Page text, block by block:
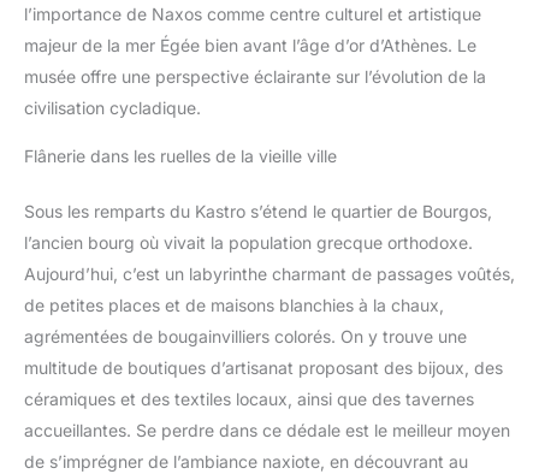
l’importance de Naxos comme centre culturel et artistique
majeur de la mer Égée bien avant l’âge d’or d’Athènes. Le
musée offre une perspective éclairante sur l’évolution de la
civilisation cycladique.
Flânerie dans les ruelles de la vieille ville
Sous les remparts du Kastro s’étend le quartier de Bourgos,
l’ancien bourg où vivait la population grecque orthodoxe.
Aujourd’hui, c’est un labyrinthe charmant de passages voûtés,
de petites places et de maisons blanchies à la chaux,
agrémentées de bougainvilliers colorés. On y trouve une
multitude de boutiques d’artisanat proposant des bijoux, des
céramiques et des textiles locaux, ainsi que des tavernes
accueillantes. Se perdre dans ce dédale est le meilleur moyen
de s’imprégner de l’ambiance naxiote, en découvrant au